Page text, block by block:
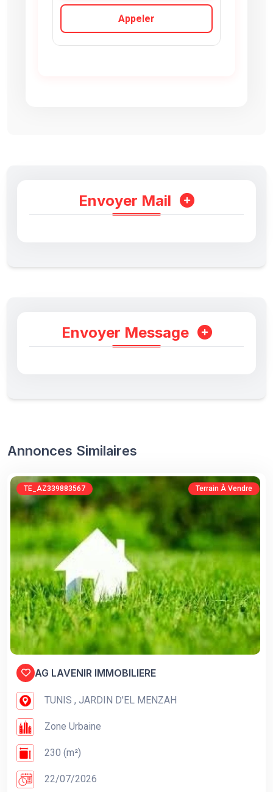
Appeler
Envoyer Mail
Envoyer Message
Annonces Similaires
TE_AZ339883567 Terrain À Vendre
AG LAVENIR IMMOBILIERE
TUNIS , JARDIN D'EL MENZAH
Zone Urbaine
230 (m²)
22/07/2026